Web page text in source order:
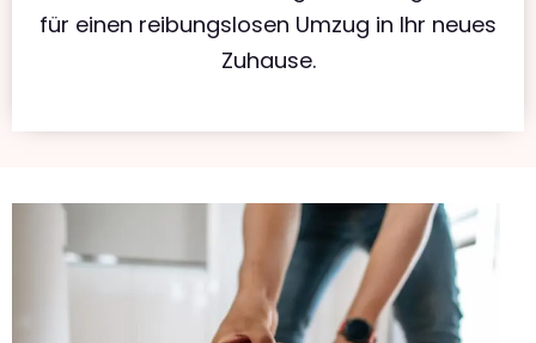
für einen reibungslosen Umzug in Ihr neues
Zuhause.